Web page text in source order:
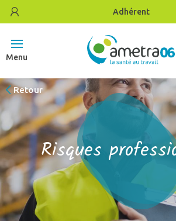
Menu
Adhérent
Risques
Retour